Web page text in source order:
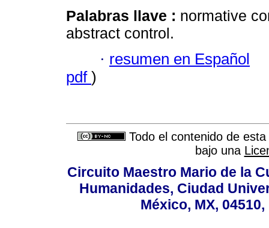
Palabras llave : normative
abstract control.
· resumen en Español
pdf )
Todo el contenido de
bajo una
Circuito Maestro Mario de la
Humanidades, Ciudad
México, MX,